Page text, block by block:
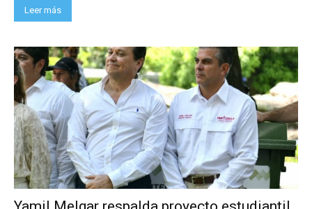
Leer más